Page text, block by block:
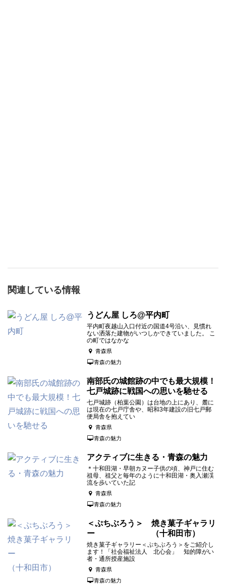
関連している情報
うどん屋 しろ@平内町
平内町夜越山入口付近の国道4号沿い、見慣れ
ない洒落た建物がいつしかできていました。 こ
の町ではなかな
青森県
青森の魅力
南部氏の城館跡の中でも最大規模！
七戸城跡に戦国への思いを馳せる
七戸城跡（柏葉公園）は台地の上にあり、麓に
は現在の七戸庁舎や、昭和3年建設の旧七戸郵
便局舎を抱えてい
青森県
青森の魅力
アクティブに生きる・青森の魅力
＊十和田湖・早朝カヌー子供の頃、神戸に住む
祖母、祖父と毎年のように十和田湖・奥入瀬渓
流を歩いていた記
青森県
青森の魅力
＜ぷちぶろう＞ 焼き菓子ギャラリ
ー （十和田市）
焼き菓子ギャラリー＜ぷちぶろう＞をご紹介し
ます！「社会福祉法人 北心会」 知的障がい
者・通所授産施設
青森県
青森の魅力